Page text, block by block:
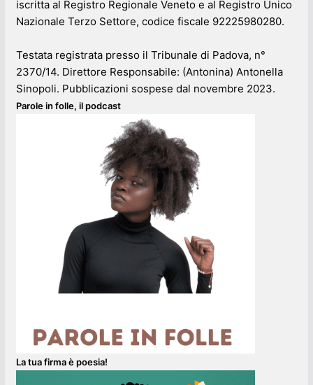
iscritta al Registro Regionale Veneto e al Registro Unico
Nazionale Terzo Settore, codice fiscale 92225980280.
Testata registrata presso il Tribunale di Padova, n°
2370/14. Direttore Responsabile: (Antonina) Antonella
Sinopoli. Pubblicazioni sospese dal novembre 2023.
Parole in folle, il podcast
La tua firma è poesia!